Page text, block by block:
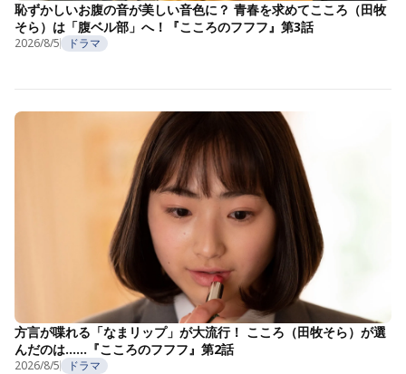
恥ずかしいお腹の音が美しい音色に？ 青春を求めてこころ（田牧
そら）は「腹ベル部」へ！『こころのフフフ』第3話
2026/8/5 ドラマ
方言が喋れる「なまリップ」が大流行！ こころ（田牧そら）が選
んだのは……『こころのフフフ』第2話
2026/8/5 ドラマ